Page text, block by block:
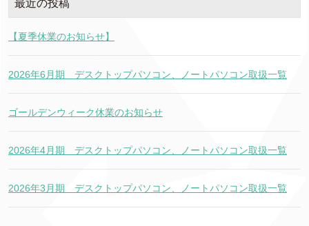
最近の投稿
【夏季休業のお知らせ】
2026年6月期 デスクトップパソコン、ノートパソコン取扱一覧
ゴールデンウィーク休業のお知らせ
2026年4月期 デスクトップパソコン、ノートパソコン取扱一覧
2026年3月期 デスクトップパソコン、ノートパソコン取扱一覧